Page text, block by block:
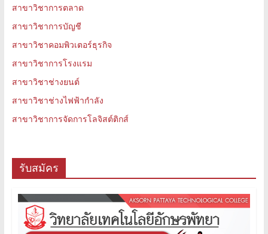
สาขาวิชาการตลาด
สาขาวิชาการบัญชี
สาขาวิชาคอมพิวเตอร์ธุรกิจ
สาขาวิชาการโรงแรม
สาขาวิชาช่างยนต์
สาขาวิชาช่างไฟฟ้ากำลัง
สาขาวิชาการจัดการโลจิสต์ติกส์
รับสมัคร